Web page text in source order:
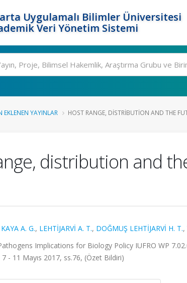
Uygulamalı Bilimler Üniversitesi
Veri Yönetim Sistemi
EKLENEN YAYINLAR HOST RANGE, DISTRIBUTION AND THE
distribution and
A. G., LEHTİJARVİ A. T., DOĞMUŞ LEHTİJARVİ H. T.,
Implications for Biology Policy IUFRO WP
- 11 Mayıs 2017, ss.76, (Özet Bildiri)